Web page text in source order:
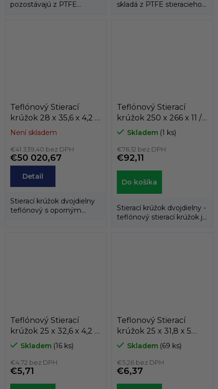
pozostávajú z PTFE
skladá z PTFE stieracieho
Teflónový Stierací
krúžok 28 x 35,6 x 4,2 /
4,2 AD61 PTFE/NBR
Není skladem
€41 339,40 bez DPH
€50 020,67
Detail
Stierací krúžok dvojdielny
teflónový s oporným
Teflónový Stierací
krúžok 250 x 266 x 11 /
11 PT1 SIMRIT
Skladem (1 ks)
€76,12 bez DPH
€92,11
Do košíka
Stierací krúžok dvojdielny -
teflónový stierací krúžok je
Teflónový Stierací
krúžok 25 x 32,6 x 4,2 /
4,2 K703-025
PTFE+BRONZ/NBR
KASTAS
Skladem (16 ks)
€4,72 bez DPH
€5,71
Teflonový Stierací
krúžok 25 x 31,8 x 5
K708-025
PTFE+bronz/NBR ,
KASTAS
Skladem (69 ks)
€5,26 bez DPH
€6,37